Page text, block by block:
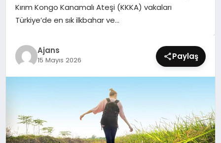
TEKNOLOJI
Kırım Kongo Kanamalı Ateşi (KKKA) vakaları
Türkiye’de en sık ilkbahar ve…
Ajans
15 Mayıs 2026 Paylaş